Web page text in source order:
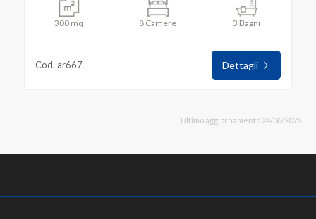
300 mq 8 Camere 3 Bagni
Cod. ar667 Dettagli
Ultimo aggiornamento 24/06/2026